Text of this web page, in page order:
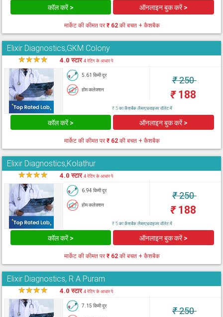
कॉल करें > ऑनलाइन बुक करें >
मार्केट की कीमत पर₹ 62 की बचत + कैशबैक
Elixir Diagnostics,GKM Colony
★★★★ 4.0 स्टार4 रेटिंग के आधार पे
5.61 किमी दूर
होम कलेक्शन
₹250
₹188
₹ 5 का कैशबैक लैब्सएडवाइजर वॉलेट में
कॉल करें > ऑनलाइन बुक करें >
मार्केट की कीमत पर₹ 62 की बचत + कैशबैक
Elixir Diagnostics,Kolathur
★★★★ 4.0 स्टार4 रेटिंग के आधार पे
6.94 किमी दूर
होम कलेक्शन
₹250
₹188
₹ 5 का कैशबैक लैब्सएडवाइजर वॉलेट में
कॉल करें > ऑनलाइन बुक करें >
मार्केट की कीमत पर₹ 62 की बचत + कैशबैक
Elixir Diagnostics, R A Puram
★★★★ 4.0 स्टार4 रेटिंग के आधार पे
7.15 किमी दूर ₹250